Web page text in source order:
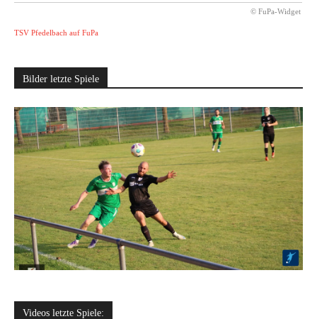
© FuPa-Widget
TSV Pfedelbach auf FuPa
Bilder letzte Spiele
Videos letzte Spiele: